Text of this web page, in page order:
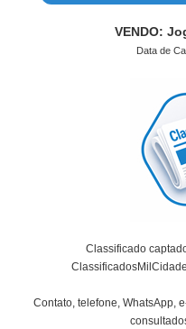
VENDO:
Data de
Classificado
Contato, telefone, WhatsApp,